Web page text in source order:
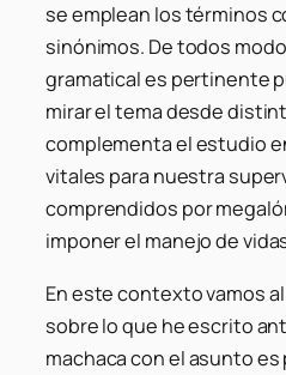
se emplean los términos
sinónimos. De todos
gramatical es pertinente
mirar el tema desde
complementa el estudio
vitales para nuestra
comprendidos por
imponer el manejo de
En este contexto vamos
sobre lo que he escrito
machaca con el asunto